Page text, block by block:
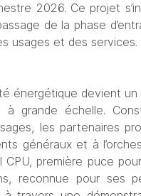
2026. Ce projet
de la phase
usages et des services.
énergétique devient
grande échelle.
les partenaires
généraux et à
CPU, première puce
reconnue pour